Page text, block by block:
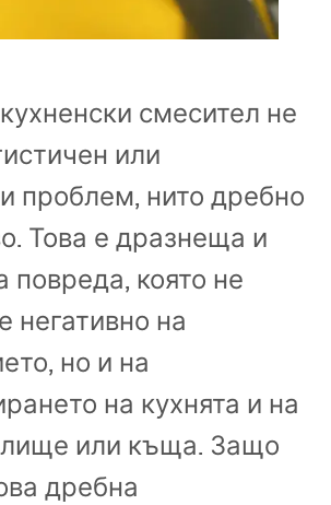
смесител не
или
проблем, нито дребно
Това е дразнеща и
повреда, която не
негативно на
но и на
на кухнята и на
или къща. Защо
дребна